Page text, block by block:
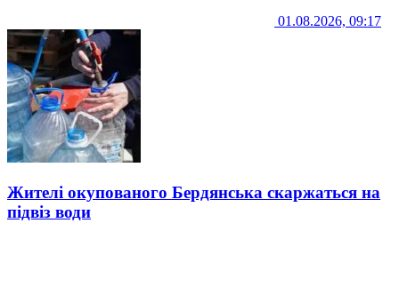
01.08.2026, 09:17
Жителі окупованого Бердянська скаржаться на
підвіз води